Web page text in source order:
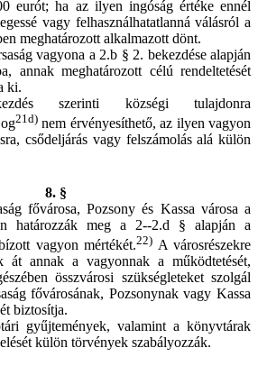
eurót; ha az ilyen ingóság értéke ennél
vagy felhasználhatatlanná válásról a
meghatározott alkalmazott dönt.
vagyona a 2.b § 2. bekezdése alapján
annak meghatározott célú rendeltetését
ki.
szerinti községi tulajdonra
21d)nem érvényesíthető, az ilyen vagyon
csődeljárás vagy felszámolás alá külön
8. §
fővárosa, Pozsony és Kassa városa a
határozzák meg a 2--2.d § alapján a
vagyon mértékét.22) A városrészekre
át annak a vagyonnak a működtetését,
összvárosi szükségleteket szolgál
fővárosának, Pozsonynak vagy Kassa
biztosítja.
gyűjtemények, valamint a könyvtárak
külön törvények szabályozzák.